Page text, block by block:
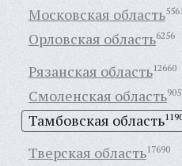
Московская область
Орловская область6256
Рязанская область12660
Смоленская область
Тамбовская область
Тверская область17690